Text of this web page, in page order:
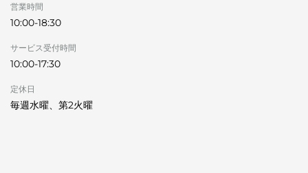
営業時間
10:00-18:30
サービス受付時間
10:00-17:30
定休日
毎週水曜、第2火曜